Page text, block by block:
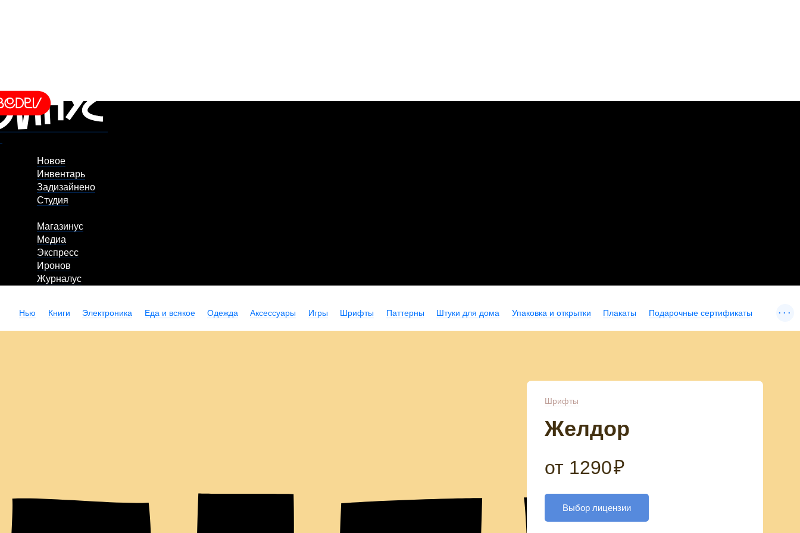
Новое
Инвентарь
Задизайнено
Студия
Магазинус
Медиа
Экспресс
Иронов
Журналус
Нью Книги Электроника Еда и всякое Одежда Аксессуары Игры Шрифты Паттерны Штуки для дома Упаковка и открытки Плакаты Подарочные сертификаты ...
Шрифты
Желдор
от 1290₽
Выбор лицензии